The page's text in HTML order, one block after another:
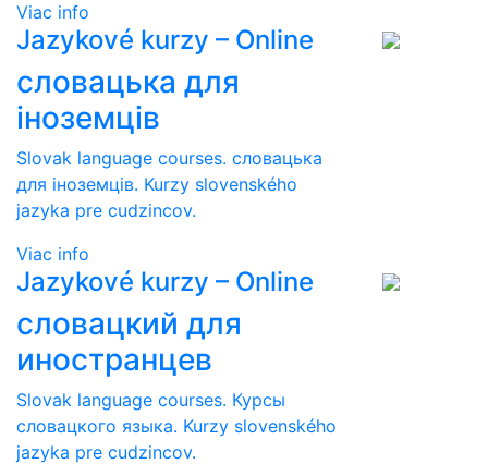
Viac info
Jazykové kurzy – Online
словацька для
іноземців
Slovak language courses. словацька
для іноземців. Kurzy slovenského
jazyka pre cudzincov.
Viac info
Jazykové kurzy – Online
словацкий для
иностранцев
Slovak language courses. Курсы
словацкого языка. Kurzy slovenského
jazyka pre cudzincov.